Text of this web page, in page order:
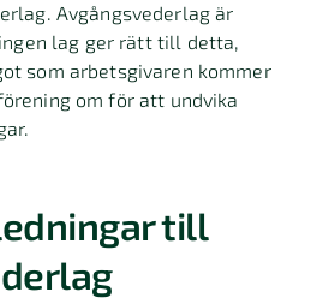
Avgångsvederlag är
lag ger rätt till detta,
som arbetsgivaren kommer
om för att undvika
till